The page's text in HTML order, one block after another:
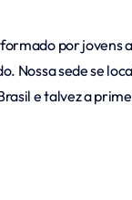
por
sede se
e talvez a